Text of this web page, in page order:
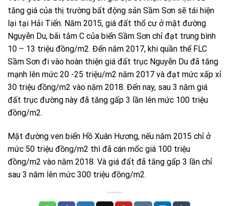
tăng giá của thị trường bất động sản Sầm Sơn sẽ tái hiện
lại tại Hải Tiến. Năm 2015, giá đất thổ cư ở mặt đường
Nguyễn Du, bãi tắm C của biển Sầm Sơn chỉ đạt trung bình
10 – 13 triệu đồng/m2. Đến năm 2017, khi quần thể FLC
Sầm Sơn đi vào hoàn thiện giá đất trục Nguyễn Du đã tăng
mạnh lên mức 20 -25 triệu/m2 năm 2017 và đạt mức xấp xỉ
30 triệu đồng/m2 vào năm 2018. Đến nay, sau 3 năm giá
đất trục đường này đã tăng gấp 3 lần lên mức 100 triệu
đồng/m2.
Mặt đường ven biển Hồ Xuân Hương, nếu năm 2015 chỉ ở
mức 50 triệu đồng/m2 thì đã cán mốc giá 100 triệu
đồng/m2 vào năm 2018. Và giá đất đã tăng gấp 3 lần chỉ
sau 3 năm lên mức 300 triệu đồng/m2.